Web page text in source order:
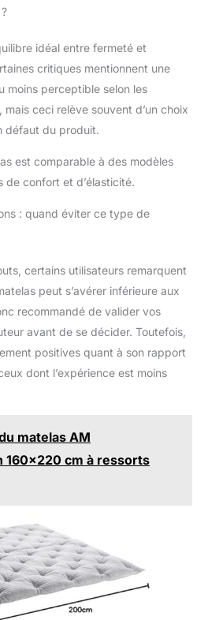
matelas
Tex standard 100
garantissant
nocives pour
La housse
acariens garde votre
favorisant un
et livré sous vide
boîte, pratique à
idéal entre fermeté et
critiques mentionnent une
moins perceptible selon les
ceci relève souvent d’un choix
défaut du produit.
est comparable à des modèles
de confort et d’élasticité.
: quand éviter ce type de
certains utilisateurs remarquent
peut s’avérer inférieure aux
recommandé de valider vos
avant de se décider. Toutefois,
positives quant à son rapport
dont l’expérience est moins
matelas AM
160x220 cm à ressorts